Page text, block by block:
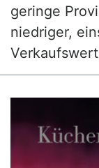
geringe
niedriger,